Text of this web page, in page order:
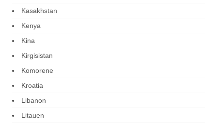
Kasakhstan
Kenya
Kina
Kirgisistan
Komorene
Kroatia
Libanon
Litauen